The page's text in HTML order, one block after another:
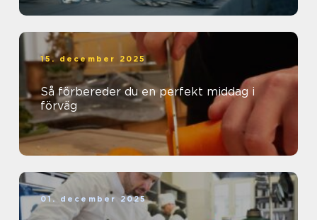
15. december 2025
Så förbereder du en perfekt middag i
förväg
01. december 2025